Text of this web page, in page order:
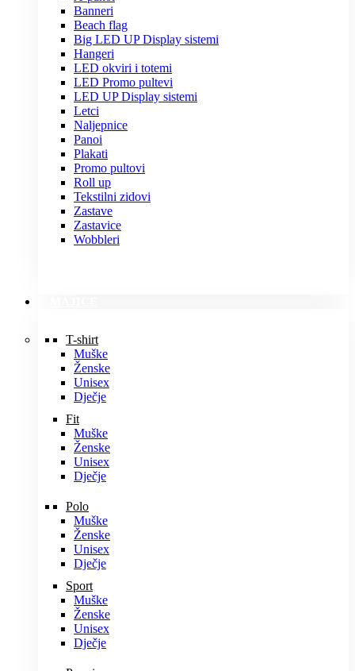
Banneri
Beach flag
Big LED UP Display sistemi
Hangeri
LED okviri i totemi
LED Promo pultevi
LED UP Display sistemi
Letci
Naljepnice
Panoi
Plakati
Promo pultovi
Roll up
Tekstilni zidovi
Zastave
Zastavice
Wobbleri
T-shirt
Muške
Ženske
Unisex
Dječje
Fit
Muške
Ženske
Unisex
Dječje
Polo
Muške
Ženske
Unisex
Dječje
Sport
Muške
Ženske
Unisex
Dječje